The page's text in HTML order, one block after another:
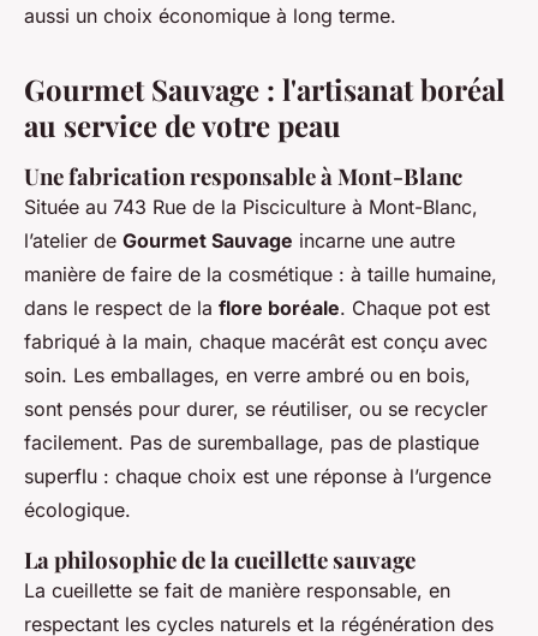
aussi un choix économique à long terme.
Gourmet Sauvage : l'artisanat boréal
au service de votre peau
Une fabrication responsable à Mont-Blanc
Située au 743 Rue de la Pisciculture à Mont-Blanc,
l’atelier de Gourmet Sauvage incarne une autre
manière de faire de la cosmétique : à taille humaine,
dans le respect de la flore boréale. Chaque pot est
fabriqué à la main, chaque macérât est conçu avec
soin. Les emballages, en verre ambré ou en bois,
sont pensés pour durer, se réutiliser, ou se recycler
facilement. Pas de suremballage, pas de plastique
superflu : chaque choix est une réponse à l’urgence
écologique.
La philosophie de la cueillette sauvage
La cueillette se fait de manière responsable, en
respectant les cycles naturels et la régénération des